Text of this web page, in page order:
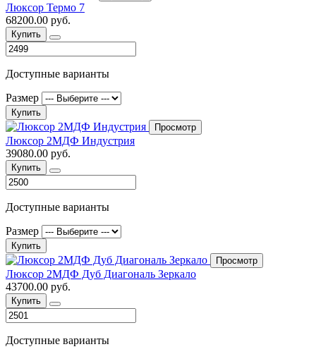
Люксор Термо 7
68200.00 руб.
Купить
Доступные варианты
Размер
Купить
Просмотр
Люксор 2МДФ Индустрия
39080.00 руб.
Купить
Доступные варианты
Размер
Купить
Просмотр
Люксор 2МДФ Дуб Диагональ Зеркало
43700.00 руб.
Купить
Доступные варианты